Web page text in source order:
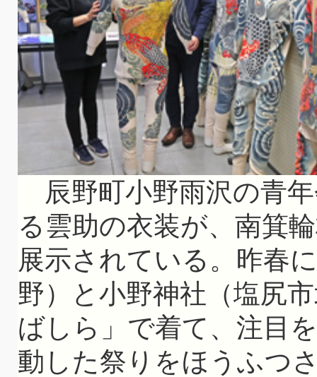
辰野町小野雨沢の青
る雲助の衣装が、南箕
展示されている。昨春
野）と小野神社（塩尻
ばしら」で着て、注目
動した祭りをほうふつ